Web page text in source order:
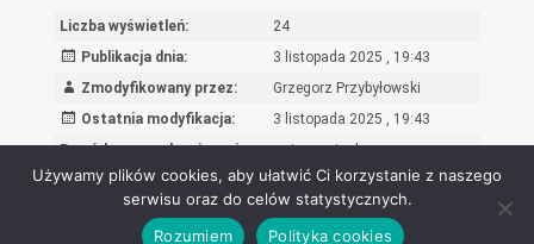
Liczba wyświetleń:
24
Publikacja dnia:
3 listopada 2025 , 19:43
Zmodyfikowany przez:
Grzegorz Przybyłowski
Ostatnia modyfikacja:
3 listopada 2025 , 19:43
Powód wprowadzenia zmian:
wpis oryginalny
Ośrodek Rozwoju Edukacji - Biuletyn Informacji Publicznej 2026
Używamy plików cookies, aby ułatwić Ci korzystanie z naszego
serwisu oraz do celów statystycznych.
Rozumiem
Polityka cookies